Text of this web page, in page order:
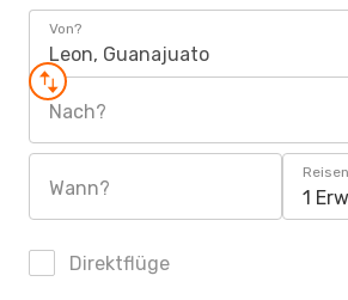
Von?
Leon, Guanajuato
Nach?
Wann? 1
Direktflüge